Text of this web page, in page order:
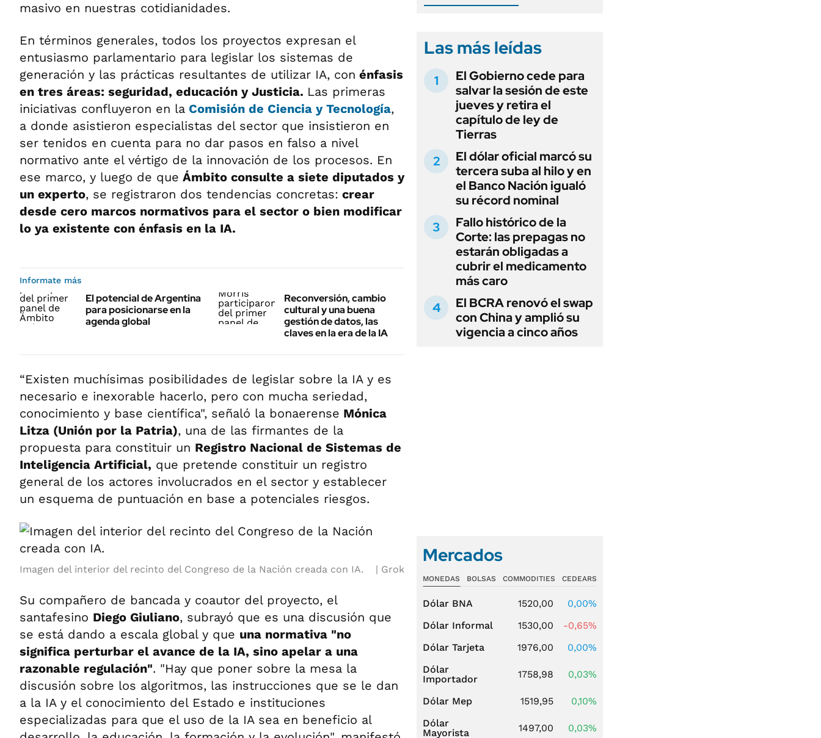
masivo en nuestras cotidianidades.
En términos generales, todos los proyectos expresan el
entusiasmo parlamentario para legislar los sistemas de
generación y las prácticas resultantes de utilizar IA, con énfasis
en tres áreas: seguridad, educación y Justicia. Las primeras
iniciativas confluyeron en la Comisión de Ciencia y Tecnología,
a donde asistieron especialistas del sector que insistieron en
ser tenidos en cuenta para no dar pasos en falso a nivel
normativo ante el vértigo de la innovación de los procesos. En
ese marco, y luego de que Ámbito consulte a siete diputados y
un experto, se registraron dos tendencias concretas: crear
desde cero marcos normativos para el sector o bien modificar
lo ya existente con énfasis en la IA.
Informate más
El potencial de Argentina
para posicionarse en la
agenda global
Reconversión, cambio
cultural y una buena
gestión de datos, las
claves en la era de la IA
“Existen muchísimas posibilidades de legislar sobre la IA y es
necesario e inexorable hacerlo, pero con mucha seriedad,
conocimiento y base científica", señaló la bonaerense Mónica
Litza (Unión por la Patria), una de las firmantes de la
propuesta para constituir un Registro Nacional de Sistemas de
Inteligencia Artificial, que pretende constituir un registro
general de los actores involucrados en el sector y establecer
un esquema de puntuación en base a potenciales riesgos.
Imagen del interior del recinto del Congreso de la Nación creada con IA. Grok
Su compañero de bancada y coautor del proyecto, el
santafesino Diego Giuliano, subrayó que es una discusión que
se está dando a escala global y que una normativa "no
significa perturbar el avance de la IA, sino apelar a una
razonable regulación". "Hay que poner sobre la mesa la
discusión sobre los algoritmos, las instrucciones que se le dan
a la IA y el conocimiento del Estado e instituciones
especializadas para que el uso de la IA sea en beneficio al
Las más leídas
El Gobierno cede para
salvar la sesión de este
jueves y retira el
capítulo de ley de
Tierras
El dólar oficial marcó su
tercera suba al hilo y en
el Banco Nación igualó
su récord nominal
Fallo histórico de la
Corte: las prepagas no
estarán obligadas a
cubrir el medicamento
más caro
El BCRA renovó el swap
con China y amplió su
vigencia a cinco años
Mercados
MONEDAS BOLSAS COMMODITIES CEDEARS
Dólar BNA 1520,00
0,00%
Dólar Informal
1530,00
-0,65%
Dólar Tarjeta
1976,00
0,00%
Dólar
Importador
1758,98 0,03%
Dólar Mep 1519,95
0,10%
Dólar
Mayorista
1497,00 0,03%